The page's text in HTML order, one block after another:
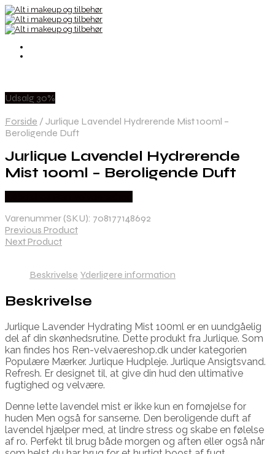
Udsalg 30%
Forside / Jurlique Lavendel Hydrerende Mist 100ml –
Beroligende Duft
Jurlique Lavendel Hydrerende
Mist 100ml – Beroligende Duft
Varenummer (SKU): 708177148692
Previous Product
Next Product
Beskrivelse Yderligere information
Beskrivelse
Jurlique Lavender Hydrating Mist 100ml er en uundgåelig
del af din skønhedsrutine. Dette produkt fra Jurlique. Som
kan findes hos Ren-velvaereshop.dk under kategorien
Populære Mærker. Jurlique Hudpleje. Jurlique Ansigtsvand.
Refresh. Er designet til, at give din hud den ultimative
fugtighed og velvære.
Denne lette lavendel mist er ikke kun en fornøjelse for
huden Men også for sanserne. Den beroligende duft af
lavendel hjælper med, at lindre stress og skabe en følelse
af ro. Perfekt til brug både morgen og aften eller også når